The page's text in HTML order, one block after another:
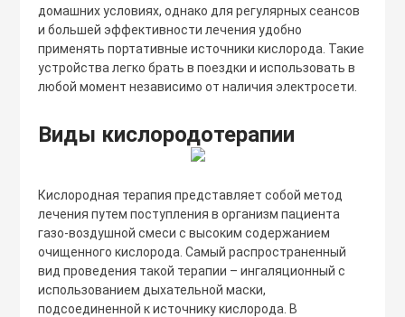
Бренд
Режим работы концентратора
домашних условиях, однако для регулярных сеансов
и большей эффективности лечения удобно
применять портативные источники кислорода. Такие
устройства легко брать в поездки и использовать в
любой момент независимо от наличия электросети.
Виды кислородотерапии
Кислородная терапия представляет собой метод
лечения путем поступления в организм пациента
газо-воздушной смеси с высоким содержанием
очищенного кислорода. Самый распространенный
вид проведения такой терапии – ингаляционный с
использованием дыхательной маски,
подсоединенной к источнику кислорода. В